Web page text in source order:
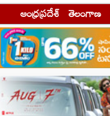
ఆంధ్రప్రదేశ్ తెలంగాణ